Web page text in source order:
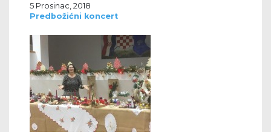
5 Prosinac, 2018
Predbožićni koncert